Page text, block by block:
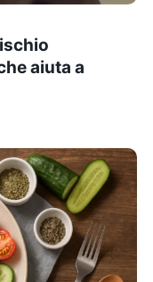
aiuta a